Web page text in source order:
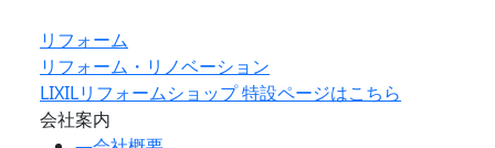
リフォーム
リフォーム・リノベーション
LIXILリフォームショップ 特設ページはこちら
会社案内